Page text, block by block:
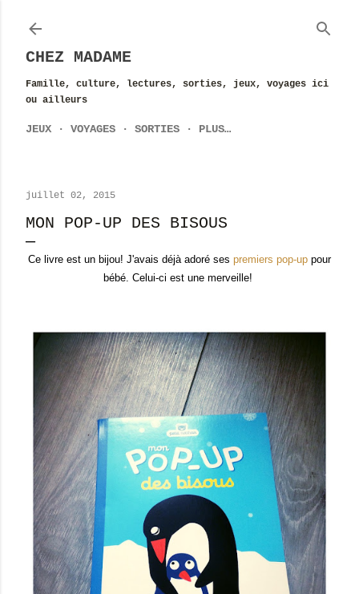
CHEZ MADAME
Famille, culture, lectures, sorties, jeux, voyages ici
ou ailleurs
JEUX VOYAGES SORTIES PLUS…
juillet 02, 2015
MON POP-UP DES BISOUS
Ce livre est un bijou! J'avais déjà adoré ses premiers pop-up pour
bébé. Celui-ci est une merveille!